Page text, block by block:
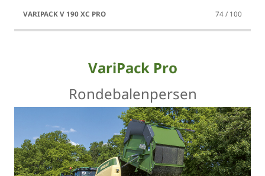
74 / 100
VariPack Pro
Rondebalenpersen